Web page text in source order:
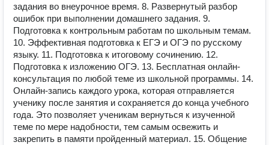
задания во внеурочное время. 8. Развернутый разбор
ошибок при выполнении домашнего задания. 9.
Подготовка к контрольным работам по школьным темам.
10. Эффективная подготовка к ЕГЭ и ОГЭ по русскому
языку. 11. Подготовка к итоговому сочинению. 12.
Подготовка к изложению ОГЭ. 13. Бесплатная онлайн-
консультация по любой теме из школьной программы. 14.
Онлайн-запись каждого урока, которая отправляется
ученику после занятия и сохраняется до конца учебного
года. Это позволяет ученикам вернуться к изученной
теме по мере надобности, тем самым освежить и
закрепить в памяти пройденный материал. 15. Общение